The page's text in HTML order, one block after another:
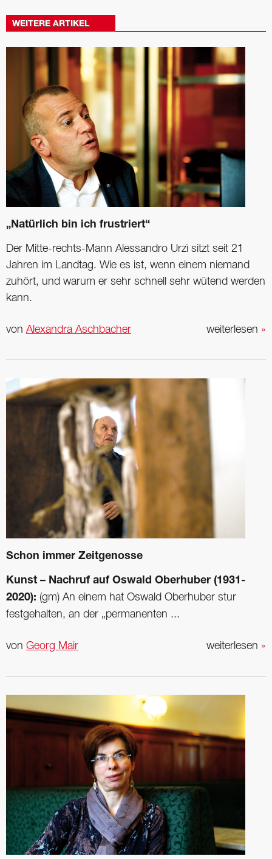
WEITERE ARTIKEL
„Natürlich bin ich frustriert“
Der Mitte-rechts-Mann Alessandro Urzì sitzt seit 21
Jahren im Landtag. Wie es ist, wenn einem niemand
zuhört, und warum er sehr schnell sehr wütend werden
kann.
weiterlesen »
von Alexandra Aschbacher
Schon immer Zeitgenosse
Kunst – Nachruf auf Oswald Oberhuber (1931-
2020): (gm) An einem hat Oswald Oberhuber stur
festgehalten, an der „permanenten ...
weiterlesen »
von Georg Mair